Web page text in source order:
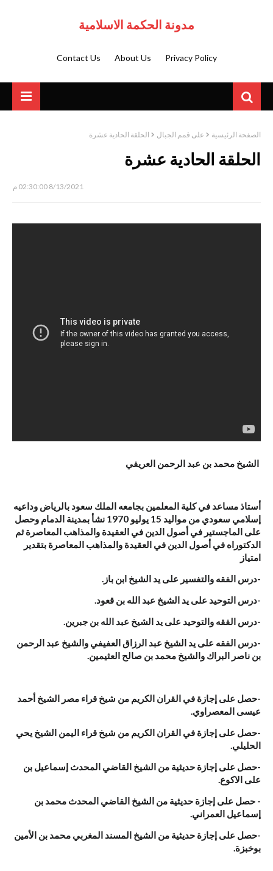
مدونة الحكمة الاسلامية
Privacy Policy
About Us
Contact Us
الصفحة الرئيسية على قمم الجبال الحلقة الحادية عشرة
الحلقة الحادية عشرة
8/13/2021 02:30:00 م
الشيخ محمد بن عبد الرحمن العريفي
أستاذ مساعد في كلية المعلمين بجامعه الملك سعود بالرياض وداعيه
إسلامي سعودي من مواليد 15 يوليو 1970 نشأ بمدينة الدمام وحصل
على الماجستير في أصول الدين في العقيدة والمذاهب المعاصرة ثم
الدكتوراه في أصول الدين في العقيدة والمذاهب المعاصرة بتقدير
امتياز
-درس الفقه والتفسير على يد الشيخ ابن باز.
-درس التوحيد على يد الشيخ عبد الله بن قعود.
-درس الفقه والتوحيد على يد الشيخ عبد الله بن جبرين.
-درس الفقه على يد الشيخ عبد الرزاق العفيفي والشيخ عبد الرحمن
بن ناصر البراك والشيخ محمد بن صالح العثيمين.
-حصل على إجازة في القران الكريم من شيخ قراء مصر الشيخ أحمد
عيسى المعصراوي.
-حصل على إجازة في القران الكريم من شيخ قراء اليمن الشيخ يحي
الحليلي.
-حصل على إجازة حديثية من الشيخ القاضي المحدث إسماعيل بن
على الاكوع.
- حصل على إجازة حديثية من الشيخ القاضي المحدث محمد بن
إسماعيل العمراني.
-حصل على إجازة حديثية من الشيخ المسند المغربي محمد بن الأمين
بوخبزة.